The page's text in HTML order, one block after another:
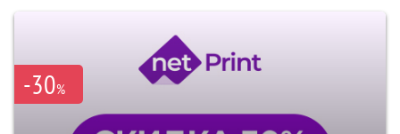
-30%